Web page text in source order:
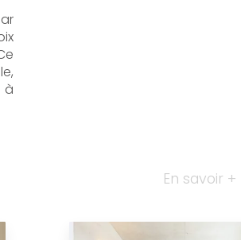
à
En savoir +